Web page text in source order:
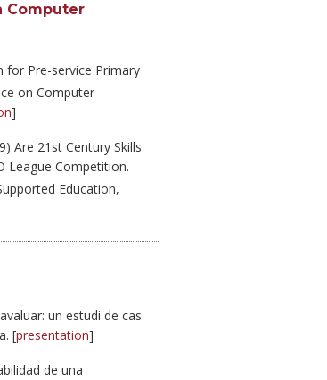
Computer
for Pre-service Primary
on Computer
]
Are 21st Century Skills
League Competition.
Education,
un estudi de cas
[presentation]
de una